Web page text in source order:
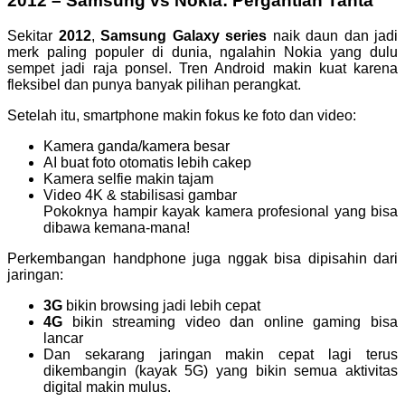
Sekitar 2012, Samsung Galaxy series naik daun dan jadi
merk paling populer di dunia, ngalahin Nokia yang dulu
sempet jadi raja ponsel. Tren Android makin kuat karena
fleksibel dan punya banyak pilihan perangkat.
Setelah itu, smartphone makin fokus ke foto dan video:
Kamera ganda/kamera besar
AI buat foto otomatis lebih cakep
Kamera selfie makin tajam
Video 4K & stabilisasi gambar
Pokoknya hampir kayak kamera profesional yang bisa
dibawa kemana-mana!
Perkembangan handphone juga nggak bisa dipisahin dari
jaringan:
3G bikin browsing jadi lebih cepat
4G bikin streaming video dan online gaming bisa
lancar
Dan sekarang jaringan makin cepat lagi terus
dikembangin (kayak 5G) yang bikin semua aktivitas
digital makin mulus.